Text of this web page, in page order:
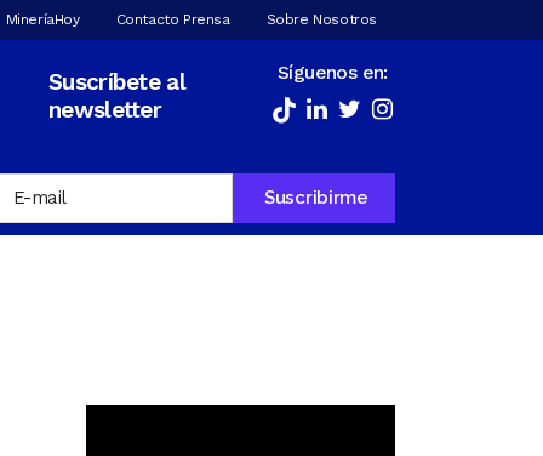
MineríaHoy Contacto Prensa Sobre Nosotros
Suscríbete al
newsletter
Síguenos en: